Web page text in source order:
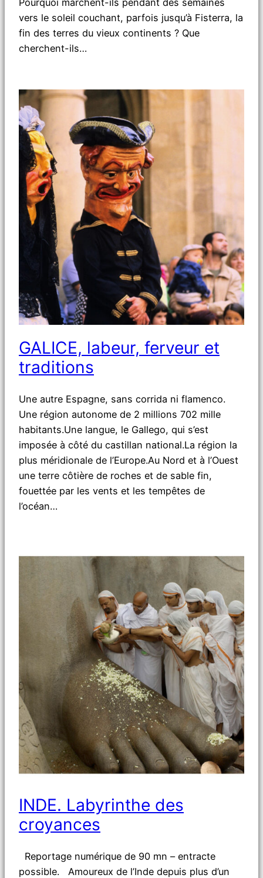
Pourquoi marchent-ils pendant des semaines
vers le soleil couchant, parfois jusqu’à Fisterra, la
fin des terres du vieux continents ? Que
cherchent-ils…
GALICE, labeur, ferveur et
traditions
Une autre Espagne, sans corrida ni flamenco.
Une région autonome de 2 millions 702 mille
habitants.Une langue, le Gallego, qui s’est
imposée à côté du castillan national.La région la
plus méridionale de l’Europe.Au Nord et à l’Ouest
une terre côtière de roches et de sable fin,
fouettée par les vents et les tempêtes de
l’océan…
INDE. Labyrinthe des
croyances
Reportage numérique de 90 mn – entracte
possible. Amoureux de l’Inde depuis plus d’un